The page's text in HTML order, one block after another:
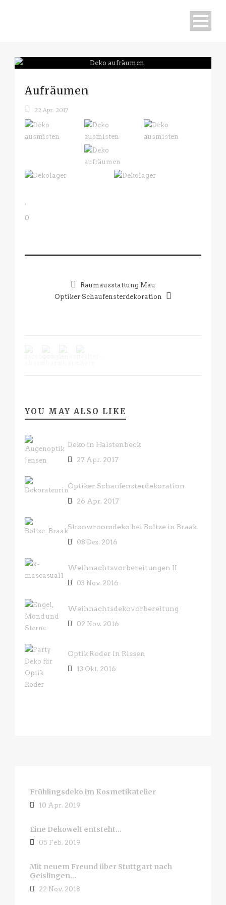
Aufräumen
22 Apr. 2017
0
Raumausstattung Mau
Optiker Schaufensterdekoration
YOU MAY ALSO LIKE
Deko in Halstenbeck
27 Apr. 2017
Optiker Schaufensterdekoration
26 Apr. 2017
Shoowroomdeko bei Boltze in Braak
08 Dez. 2016
Weihnachtsvorbereitungen II
03 Nov. 2016
Weihnachtsdekovorbereitung
02 Nov. 2016
Optik Roder in Rissen
13 Okt. 2016
Frühlingsdeko im Kosmetikatelier
10 Apr. 2019
Eine Dekowelt entsteht…
05 Feb. 2019
Mit neuem Freund über Stuttgart nach
Geislingen…
22 Nov. 2018